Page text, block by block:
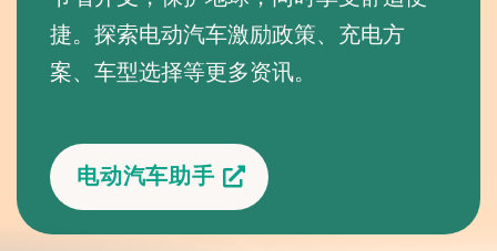
捷。探索电动汽车激励政策、充电方
案、车型选择等更多资讯。
电动汽车助手